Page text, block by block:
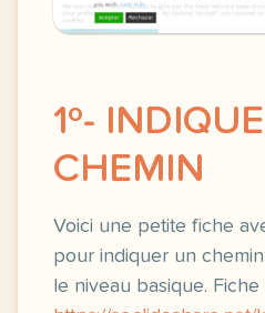
1º-
CHEMIN
Voici une petite fiche
pour indiquer un
le niveau basique.